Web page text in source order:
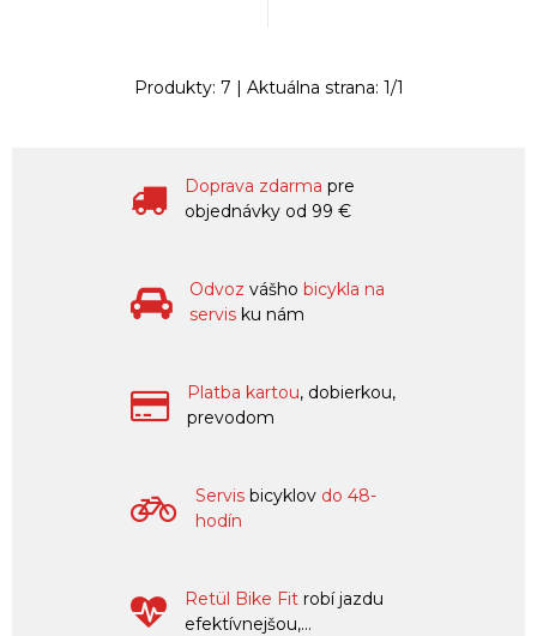
Produkty: 7 | Aktuálna strana: 1/1
Doprava zdarma pre
objednávky od 99 €
Odvoz vášho bicykla na
servis ku nám
Platba kartou, dobierkou,
prevodom
Servis bicyklov do 48-
hodín
Retül Bike Fit robí jazdu
efektívnejšou,...